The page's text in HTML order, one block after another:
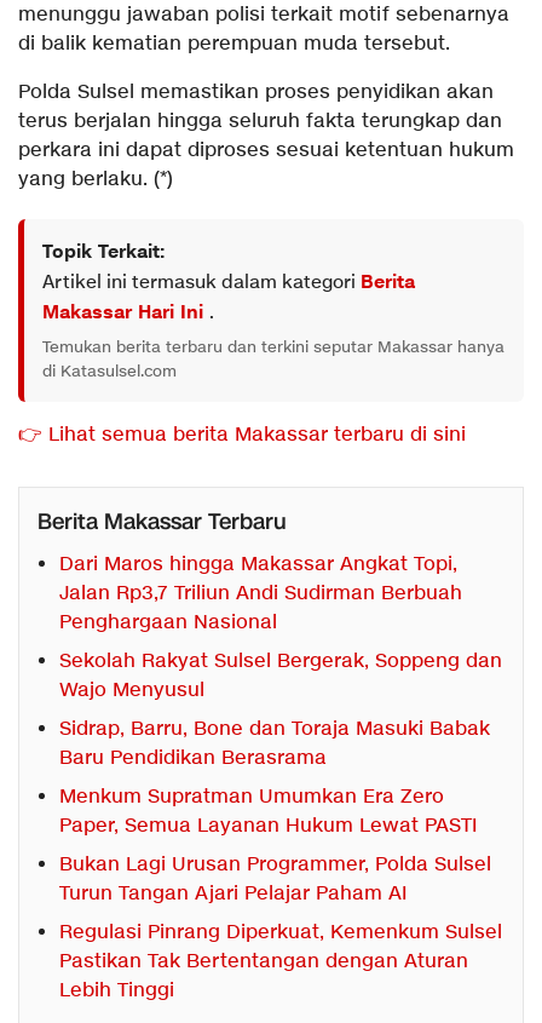
menunggu jawaban polisi terkait motif sebenarnya
di balik kematian perempuan muda tersebut.
Polda Sulsel memastikan proses penyidikan akan
terus berjalan hingga seluruh fakta terungkap dan
perkara ini dapat diproses sesuai ketentuan hukum
yang berlaku. (*)
Topik Terkait:
Artikel ini termasuk dalam kategori Berita
Makassar Hari Ini .
Temukan berita terbaru dan terkini seputar Makassar hanya
di Katasulsel.com
👉 Lihat semua berita Makassar terbaru di sini
Berita Makassar Terbaru
Dari Maros hingga Makassar Angkat Topi,
Jalan Rp3,7 Triliun Andi Sudirman Berbuah
Penghargaan Nasional
Sekolah Rakyat Sulsel Bergerak, Soppeng dan
Wajo Menyusul
Sidrap, Barru, Bone dan Toraja Masuki Babak
Baru Pendidikan Berasrama
Menkum Supratman Umumkan Era Zero
Paper, Semua Layanan Hukum Lewat PASTI
Bukan Lagi Urusan Programmer, Polda Sulsel
Turun Tangan Ajari Pelajar Paham AI
Regulasi Pinrang Diperkuat, Kemenkum Sulsel
Pastikan Tak Bertentangan dengan Aturan
Lebih Tinggi